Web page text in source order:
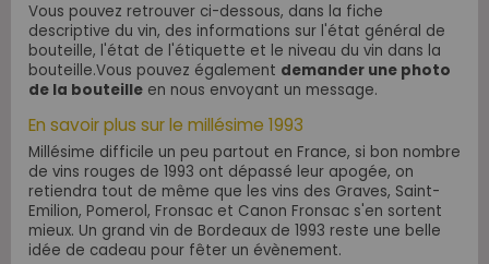
Vous pouvez retrouver ci-dessous, dans la fiche
descriptive du vin, des informations sur l'état général de
bouteille, l'état de l'étiquette et le niveau du vin dans la
bouteille.Vous pouvez également demander une photo
de la bouteille en nous envoyant un message.
En savoir plus sur le millésime 1993
Millésime difficile un peu partout en France, si bon nombre
de vins rouges de 1993 ont dépassé leur apogée, on
retiendra tout de même que les vins des Graves, Saint-
Emilion, Pomerol, Fronsac et Canon Fronsac s'en sortent
mieux. Un grand vin de Bordeaux de 1993 reste une belle
idée de cadeau pour fêter un évènement.